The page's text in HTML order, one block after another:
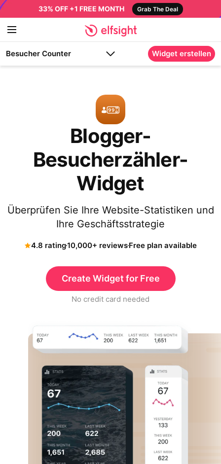
33% OFF +1 FREE MONTH Grab The Deal
Besucher Counter Widget erstellen
Blogger-
Besucherzähler-
Widget
Überprüfen Sie Ihre Website-Statistiken und
Ihre Geschäftsstrategie
4.8 rating10,000+ reviewsFree plan available
Create Widget for Free
No credit card needed